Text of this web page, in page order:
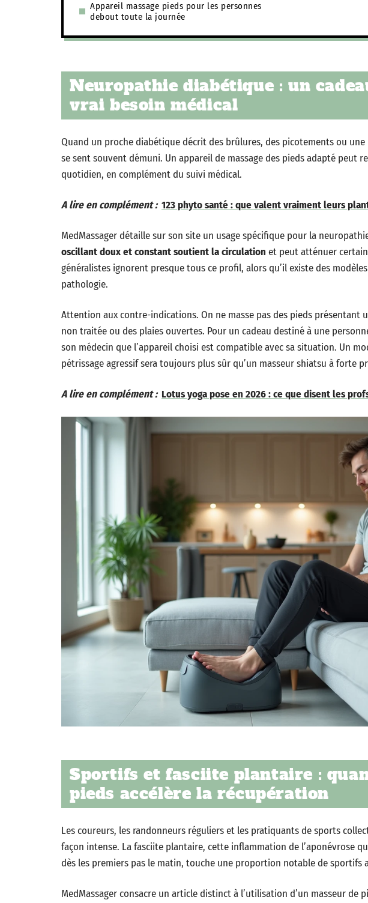
Appareil massage pieds pour les personnes
debout toute la journée
Neuropathie diabétique : un
vrai besoin médical
Quand un proche diabétique décrit des brûlures, des picotements ou
se sent souvent démuni. Un appareil de massage des pieds adapté peut
quotidien, en complément du suivi médical.
A lire en complément : 123 phyto santé : que valent vraiment leurs
MedMassager détaille sur son site un usage spécifique pour la
oscillant doux et constant soutient la circulation et peut atténuer
généralistes ignorent presque tous ce profil, alors qu’il existe des
pathologie.
Attention aux contre-indications. On ne masse pas des pieds présentant
non traitée ou des plaies ouvertes. Pour un cadeau destiné à une
son médecin que l’appareil choisi est compatible avec sa situation. Un
pétrissage agressif sera toujours plus sûr qu’un masseur shiatsu à forte
A lire en complément : Lotus yoga pose en 2026 : ce que disent les
Sportifs et fasciite plantaire :
pieds accélère la récupération
Les coureurs, les randonneurs réguliers et les pratiquants de sports
façon intense. La fasciite plantaire, cette inflammation de l’aponévrose
dès les premiers pas le matin, touche une proportion notable de sportifs
MedMassager consacre un article distinct à l’utilisation d’un masseur de